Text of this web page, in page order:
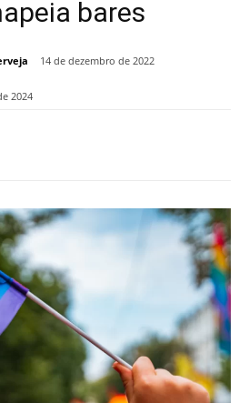
bares
14 de dezembro de 2022
2024